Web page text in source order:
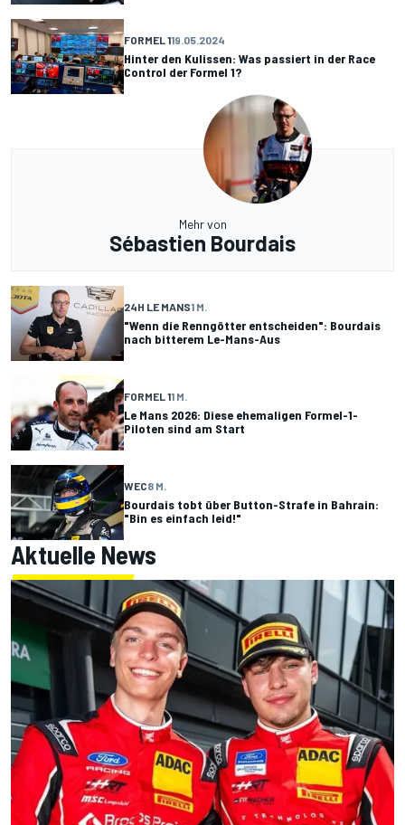
FORMEL 119.05.2024
Hinter den Kulissen: Was passiert in der Race
Control der Formel 1?
Mehr von
Sébastien Bourdais
24H LE MANS1 M.
"Wenn die Renngötter entscheiden": Bourdais
nach bitterem Le-Mans-Aus
FORMEL 11 M.
Le Mans 2026: Diese ehemaligen Formel-1-
Piloten sind am Start
WEC8 M.
Bourdais tobt über Button-Strafe in Bahrain:
"Bin es einfach leid!"
Aktuelle News